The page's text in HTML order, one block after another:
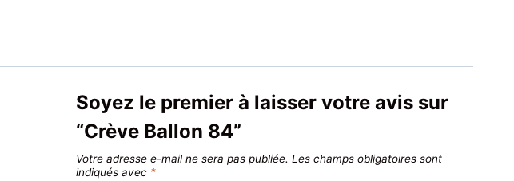
Soyez le premier à laisser votre avis sur
“Crève Ballon 84”
Votre adresse e-mail ne sera pas publiée. Les champs obligatoires sont
indiqués avec *